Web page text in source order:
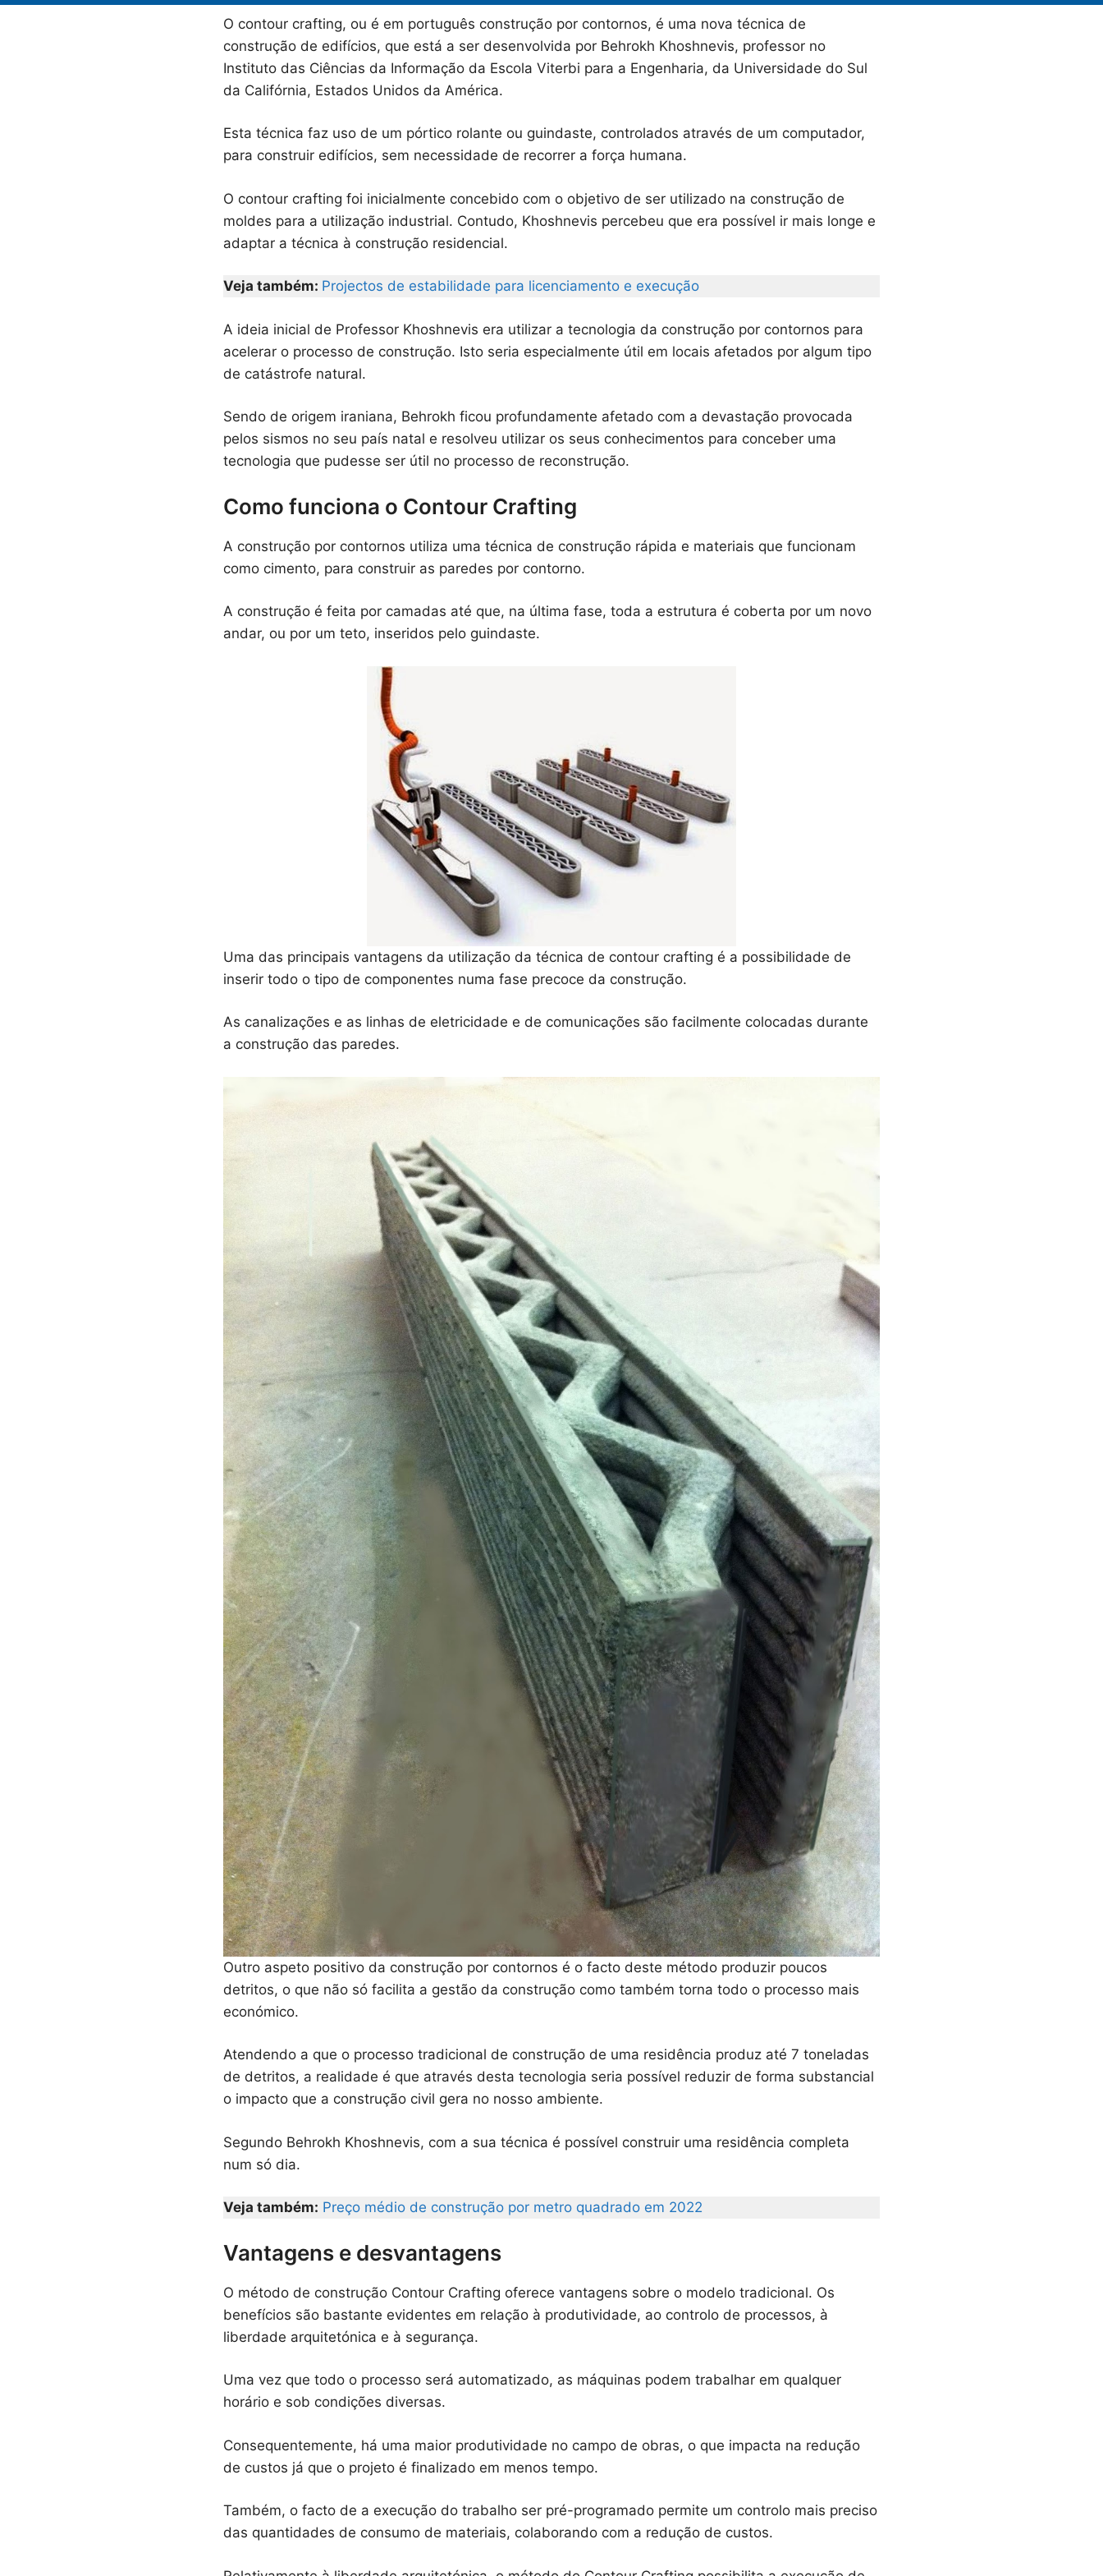
O contour crafting, ou é em português construção por contornos, é uma nova técnica de
construção de edifícios, que está a ser desenvolvida por Behrokh Khoshnevis, professor no
Instituto das Ciências da Informação da Escola Viterbi para a Engenharia, da Universidade do Sul
da Califórnia, Estados Unidos da América.
Esta técnica faz uso de um pórtico rolante ou guindaste, controlados através de um computador,
para construir edifícios, sem necessidade de recorrer a força humana.
O contour crafting foi inicialmente concebido com o objetivo de ser utilizado na construção de
moldes para a utilização industrial. Contudo, Khoshnevis percebeu que era possível ir mais longe e
adaptar a técnica à construção residencial.
Veja também: Projectos de estabilidade para licenciamento e execução
A ideia inicial de Professor Khoshnevis era utilizar a tecnologia da construção por contornos para
acelerar o processo de construção. Isto seria especialmente útil em locais afetados por algum tipo
de catástrofe natural.
Sendo de origem iraniana, Behrokh ficou profundamente afetado com a devastação provocada
pelos sismos no seu país natal e resolveu utilizar os seus conhecimentos para conceber uma
tecnologia que pudesse ser útil no processo de reconstrução.
Como funciona o Contour Crafting
A construção por contornos utiliza uma técnica de construção rápida e materiais que funcionam
como cimento, para construir as paredes por contorno.
A construção é feita por camadas até que, na última fase, toda a estrutura é coberta por um novo
andar, ou por um teto, inseridos pelo guindaste.
Uma das principais vantagens da utilização da técnica de contour crafting é a possibilidade de
inserir todo o tipo de componentes numa fase precoce da construção.
As canalizações e as linhas de eletricidade e de comunicações são facilmente colocadas durante
a construção das paredes.
Outro aspeto positivo da construção por contornos é o facto deste método produzir poucos
detritos, o que não só facilita a gestão da construção como também torna todo o processo mais
económico.
Atendendo a que o processo tradicional de construção de uma residência produz até 7 toneladas
de detritos, a realidade é que através desta tecnologia seria possível reduzir de forma substancial
o impacto que a construção civil gera no nosso ambiente.
Segundo Behrokh Khoshnevis, com a sua técnica é possível construir uma residência completa
num só dia.
Veja também: Preço médio de construção por metro quadrado em 2022
Vantagens e desvantagens
O método de construção Contour Crafting oferece vantagens sobre o modelo tradicional. Os
benefícios são bastante evidentes em relação à produtividade, ao controlo de processos, à
liberdade arquitetónica e à segurança.
Uma vez que todo o processo será automatizado, as máquinas podem trabalhar em qualquer
horário e sob condições diversas.
Consequentemente, há uma maior produtividade no campo de obras, o que impacta na redução
de custos já que o projeto é finalizado em menos tempo.
Também, o facto de a execução do trabalho ser pré-programado permite um controlo mais preciso
das quantidades de consumo de materiais, colaborando com a redução de custos.